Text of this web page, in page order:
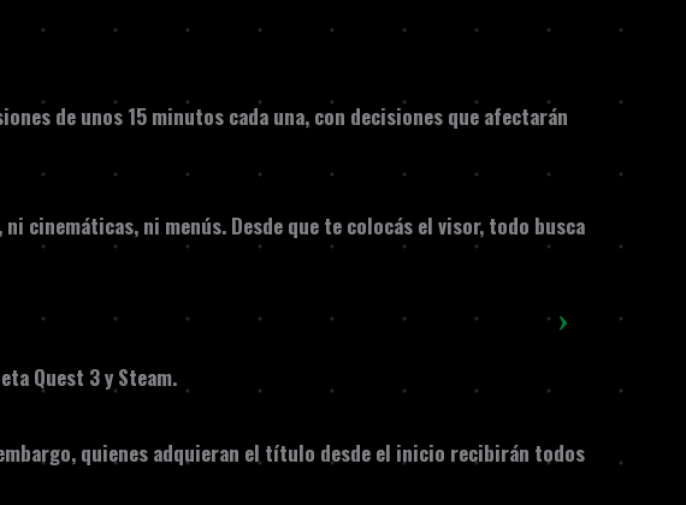
de unos 15 minutos cada una, con decisiones que afectarán
cinemáticas, ni menús. Desde que te colocás el visor, todo busca
Quest 3y Steam.
quienes adquieran el título desde el inicio recibirán todos